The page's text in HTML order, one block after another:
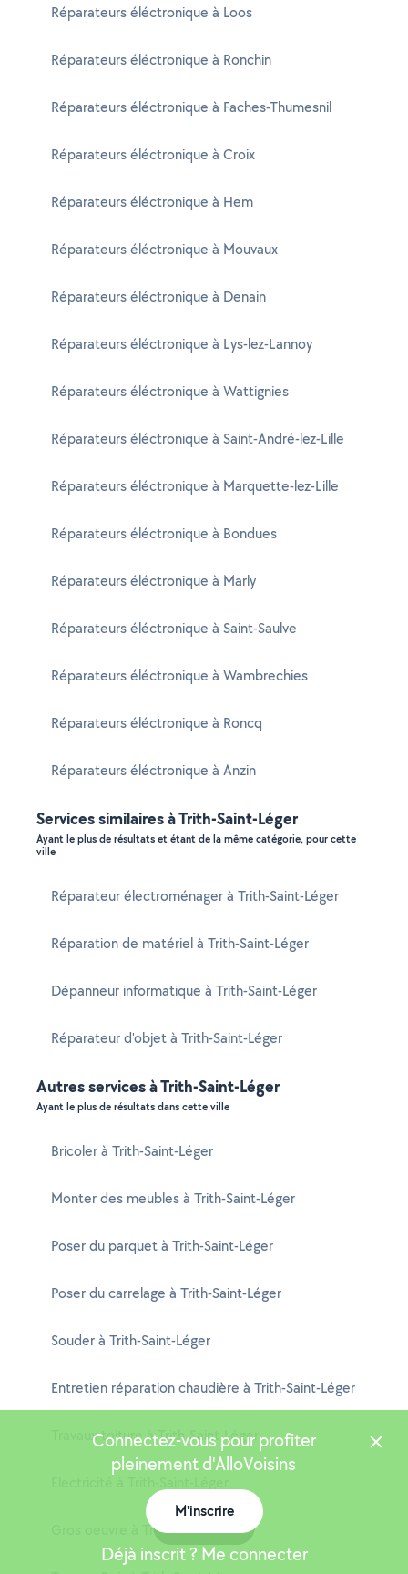
Réparateurs éléctronique à Loos
Réparateurs éléctronique à Ronchin
Réparateurs éléctronique à Faches-Thumesnil
Réparateurs éléctronique à Croix
Réparateurs éléctronique à Hem
Réparateurs éléctronique à Mouvaux
Réparateurs éléctronique à Denain
Réparateurs éléctronique à Lys-lez-Lannoy
Réparateurs éléctronique à Wattignies
Réparateurs éléctronique à Saint-André-lez-Lille
Réparateurs éléctronique à Marquette-lez-Lille
Réparateurs éléctronique à Bondues
Réparateurs éléctronique à Marly
Réparateurs éléctronique à Saint-Saulve
Réparateurs éléctronique à Wambrechies
Réparateurs éléctronique à Roncq
Réparateurs éléctronique à Anzin
Services similaires à Trith-Saint-Léger
Ayant le plus de résultats et étant de la même catégorie, pour cette
ville
Réparateur électroménager à Trith-Saint-Léger
Réparation de matériel à Trith-Saint-Léger
Dépanneur informatique à Trith-Saint-Léger
Réparateur d'objet à Trith-Saint-Léger
Autres services à Trith-Saint-Léger
Ayant le plus de résultats dans cette ville
Bricoler à Trith-Saint-Léger
Monter des meubles à Trith-Saint-Léger
Poser du parquet à Trith-Saint-Léger
Poser du carrelage à Trith-Saint-Léger
Souder à Trith-Saint-Léger
Entretien réparation chaudière à Trith-Saint-Léger
Travaux toiture à Trith-Saint-Léger
Gros oeuvre à Trith-Saint-Léger
Connectez-vous pour profiter
pleinement d'AlloVoisins
M'inscrire
Déjà inscrit ? Me connecter